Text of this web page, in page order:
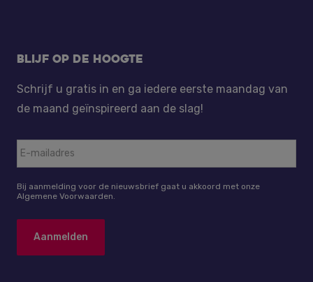
Blijf op de hoogte
Schrijf u gratis in en ga iedere eerste maandag van
de maand geïnspireerd aan de slag!
Bij aanmelding voor de nieuwsbrief gaat u akkoord met onze
Algemene Voorwaarden.